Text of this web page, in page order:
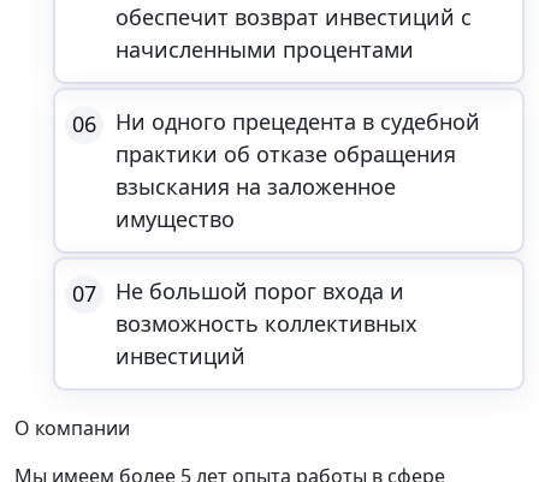
обеспечит возврат инвестиций с
начисленными процентами
06
Ни одного прецедента в судебной
практики об отказе обращения
взыскания на заложенное
имущество
07
Не большой порог входа и
возможность коллективных
инвестиций
О компании
Мы имеем более 5 лет опыта работы в сфере